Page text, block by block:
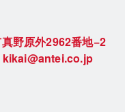
野原外2962番地−2
kikai@antei.co.jp